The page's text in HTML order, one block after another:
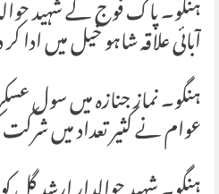
ہنگو۔ پاک فوج کے شہید
آبائی علاقہ شاہو خیل میں ادا
ہنگو۔ نماز جنازہ میں سول
عوام نے کثیر تعداد میں